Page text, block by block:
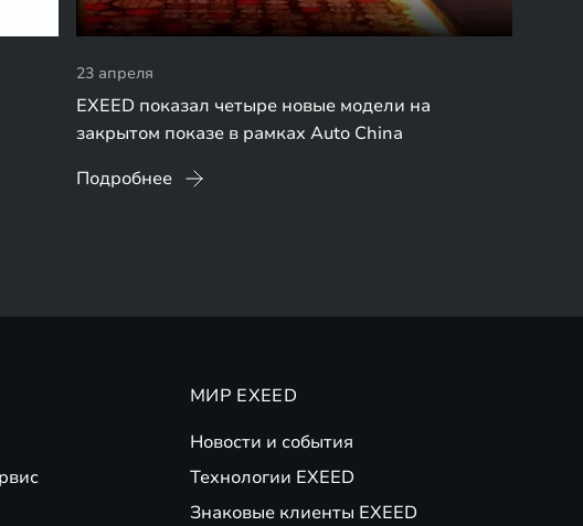
23 апреля
EXEED показал четыре новые модели на
закрытом показе в рамках Auto China
Подробнее
МИР EXEED
Новости и события
Технологии EXEED
Знаковые клиенты EXEED